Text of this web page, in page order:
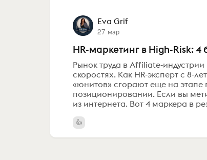
Eva Grif
27 мар
HR-маркетинг в High-Risk:
Рынок труда в Affiliate-
скоростях. Как HR-эксперт с 8-
«юнитов» сгорают еще на
позиционировании. Если вы
из интернета. Вот 4 маркера в